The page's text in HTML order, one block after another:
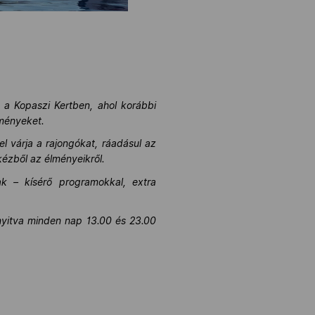
Kopaszi Kertben, ahol korábbi
várja a rajongókat, ráadásul az
az élményeikről.
– kísérő programokkal, extra
minden nap 13.00 és 23.00